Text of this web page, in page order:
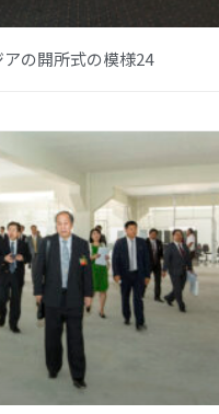
の開所式の模様24